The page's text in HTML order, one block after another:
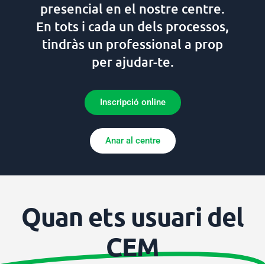
presencial en el nostre centre.
En tots i cada un dels processos,
tindràs un professional a prop
per ajudar-te.
Inscripció online
Anar al centre
Quan ets usuari del
CEM